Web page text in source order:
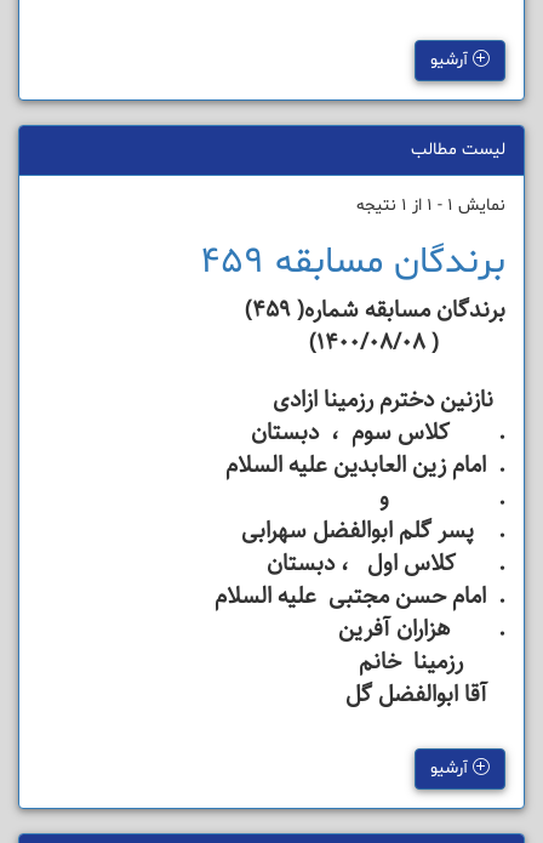
آرشیو
لیست مطالب
نمایش 1 - 1 از 1 نتیجه
برندگان مسابقه 459
برندگان مسابقه شماره( 459)
( 1400/08/08)
نازنین دخترم رزمینا ازادی
. کلاس سوم ، دبستان
. امام زین العابدین علیه السلام
. و
. پسر گلم ابوالفضل سهرابی
. کلاس اول ، دبستان
. امام حسن مجتبی علیه السلام
. هزاران آفرین
رزمینا خانم
آقا ابوالفضل گل
آرشیو